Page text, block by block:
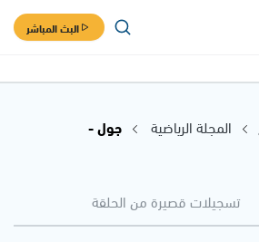
البث المباشر
المجلة الرياضية
جول -
تسجيلات قصيرة من الحلقة